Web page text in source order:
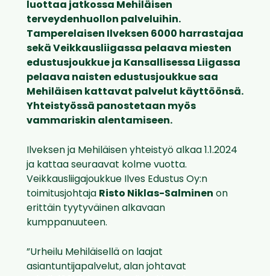
luottaa jatkossa Mehiläisen
terveydenhuollon palveluihin.
Tamperelaisen Ilveksen 6000 harrastajaa
sekä Veikkausliigassa pelaava miesten
edustusjoukkue ja Kansallisessa Liigassa
pelaava naisten edustusjoukkue saa
Mehiläisen kattavat palvelut käyttöönsä.
Yhteistyössä panostetaan myös
vammariskin alentamiseen.
Ilveksen ja Mehiläisen yhteistyö alkaa 1.1.2024
ja kattaa seuraavat kolme vuotta.
Veikkausliigajoukkue Ilves Edustus Oy:n
toimitusjohtaja Risto Niklas-Salminen on
erittäin tyytyväinen alkavaan
kumppanuuteen.
”Urheilu Mehiläisellä on laajat
asiantuntijapalvelut, alan johtavat